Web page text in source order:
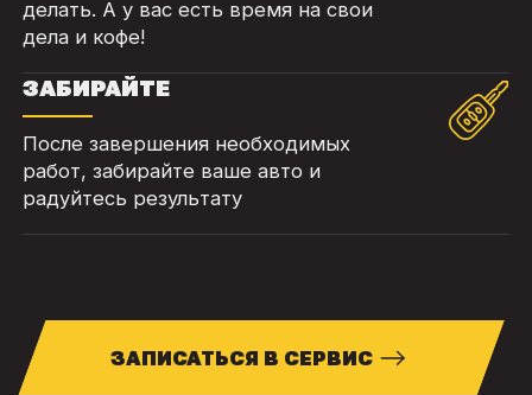
делать. А у вас есть время на свои
дела и кофе!
ЗАБИРАЙТЕ
После завершения необходимых
работ, забирайте ваше авто и
радуйтесь результату
ЗАПИСАТЬСЯ В СЕРВИС